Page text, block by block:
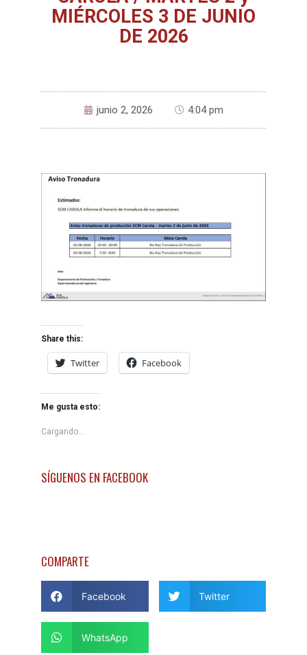
MIÉRCOLES 3 DE JUNIO
DE 2026
junio 2, 2026 4:04 pm
Share this:
Twitter Facebook
Me gusta esto:
Cargando...
SÍGUENOS EN FACEBOOK
COMPARTE
Facebook Twitter
WhatsApp